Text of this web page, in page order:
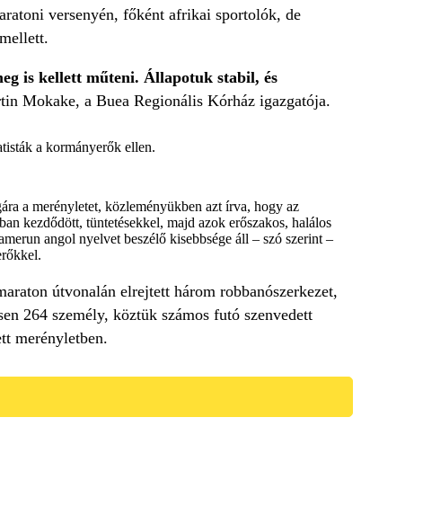
versenyén, főként afrikai sportolók, de
is kellett műteni. Állapotuk stabil, és
Mokake, a Buea Regionális Kórház igazgatója.
a kormányerők ellen.
a merényletet, közleményükben azt írva, hogy az
kezdődött, tüntetésekkel, majd azok erőszakos, halálos
angol nyelvet beszélő kisebbsége áll – szó szerint –
útvonalán elrejtett három robbanószerkezet,
264 személy, köztük számos futó szenvedett
merényletben.